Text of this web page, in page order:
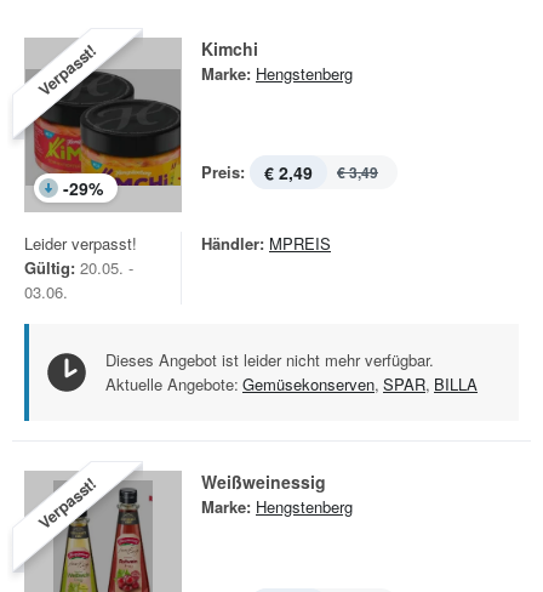
Verpasst!
-29%
Kimchi
Marke: Hengstenberg
Preis: € 2,49 € 3,49
Leider verpasst!
Gültig: 20.05. -
03.06.
Händler: MPREIS
Dieses Angebot ist leider nicht mehr verfügbar.
Aktuelle Angebote: Gemüsekonserven, SPAR, BILLA
Verpasst! Weißweinessig
Marke: Hengstenberg